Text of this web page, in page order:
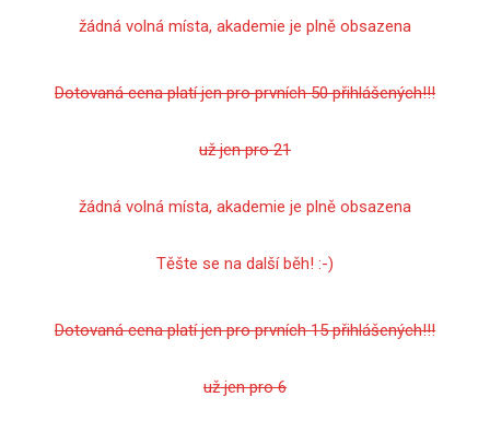
žádná volná místa, akademie je plně obsazena
Dotovaná cena platí jen pro prvních 50 přihlášených!!!
už jen pro 21
žádná volná místa, akademie je plně obsazena
Těšte se na další běh! :-)
Dotovaná cena platí jen pro prvních 15 přihlášených!!!
už jen pro 6